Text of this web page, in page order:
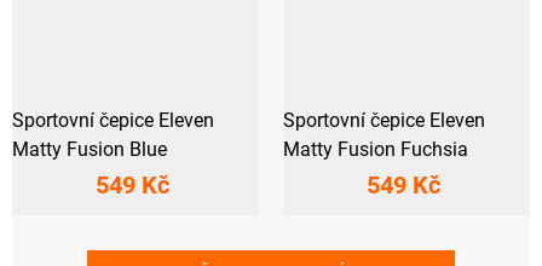
Sportovní čepice Eleven
Matty Fusion Blue
549 Kč
Sportovní čepice Eleven
Matty Fusion Fuchsia
549 Kč